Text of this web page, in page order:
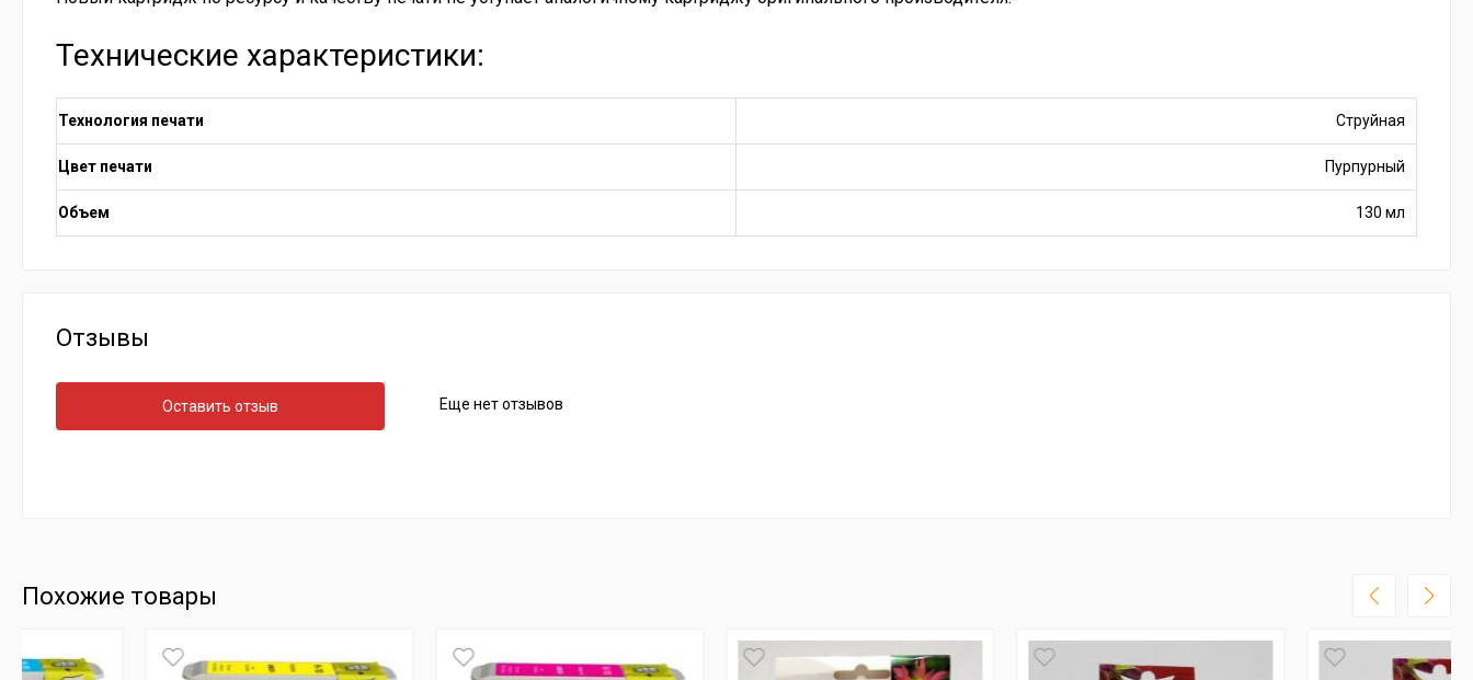
Технические характеристики:
Технология печати Струйная
Цвет печати Пурпурный
Объем 130 мл
Отзывы
Оставить отзыв Еще нет отзывов
Похожие товары